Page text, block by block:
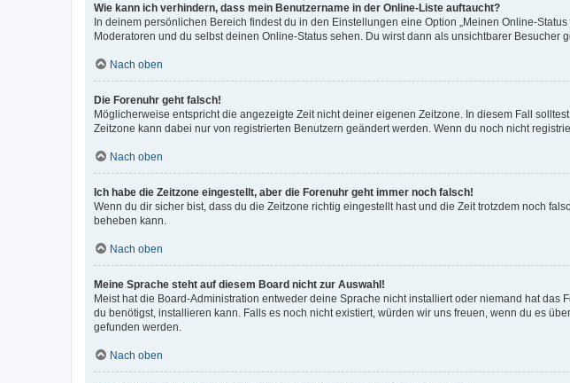
Wie kann ich verhindern, dass mein Benutzername in der Online-Liste auftaucht?
In deinem persönlichen Bereich findest du in den Einstellungen eine Option „Meinen Online-
Moderatoren und du selbst deinen Online-Status sehen. Du wirst dann als unsichtbarer Besucher
Nach oben
Die Forenuhr geht falsch!
Möglicherweise entspricht die angezeigte Zeit nicht deiner eigenen Zeitzone. In diesem Fall
Zeitzone kann dabei nur von registrierten Benutzern geändert werden. Wenn du noch nicht
Nach oben
Ich habe die Zeitzone eingestellt, aber die Forenuhr geht immer noch falsch!
Wenn du dir sicher bist, dass du die Zeitzone richtig eingestellt hast und die Zeit trotzdem noch
beheben kann.
Nach oben
Meine Sprache steht auf diesem Board nicht zur Auswahl!
Meist hat die Board-Administration entweder deine Sprache nicht installiert oder niemand hat
du benötigst, installieren kann. Falls es noch nicht existiert, würden wir uns freuen, wenn du es
gefunden werden.
Nach oben